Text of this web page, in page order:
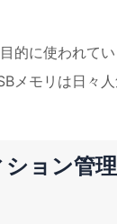
的に使われて
メモリは日々人
ョン管